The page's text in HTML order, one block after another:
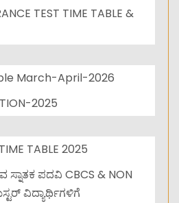
TEST TIME TABLE &
March-April-2026
2025
TABLE 2025
ಸ್ನಾತಕ ಪದವಿ CBCS & NON
ವಿದ್ಯಾರ್ಥಿಗಳಿಗೆ